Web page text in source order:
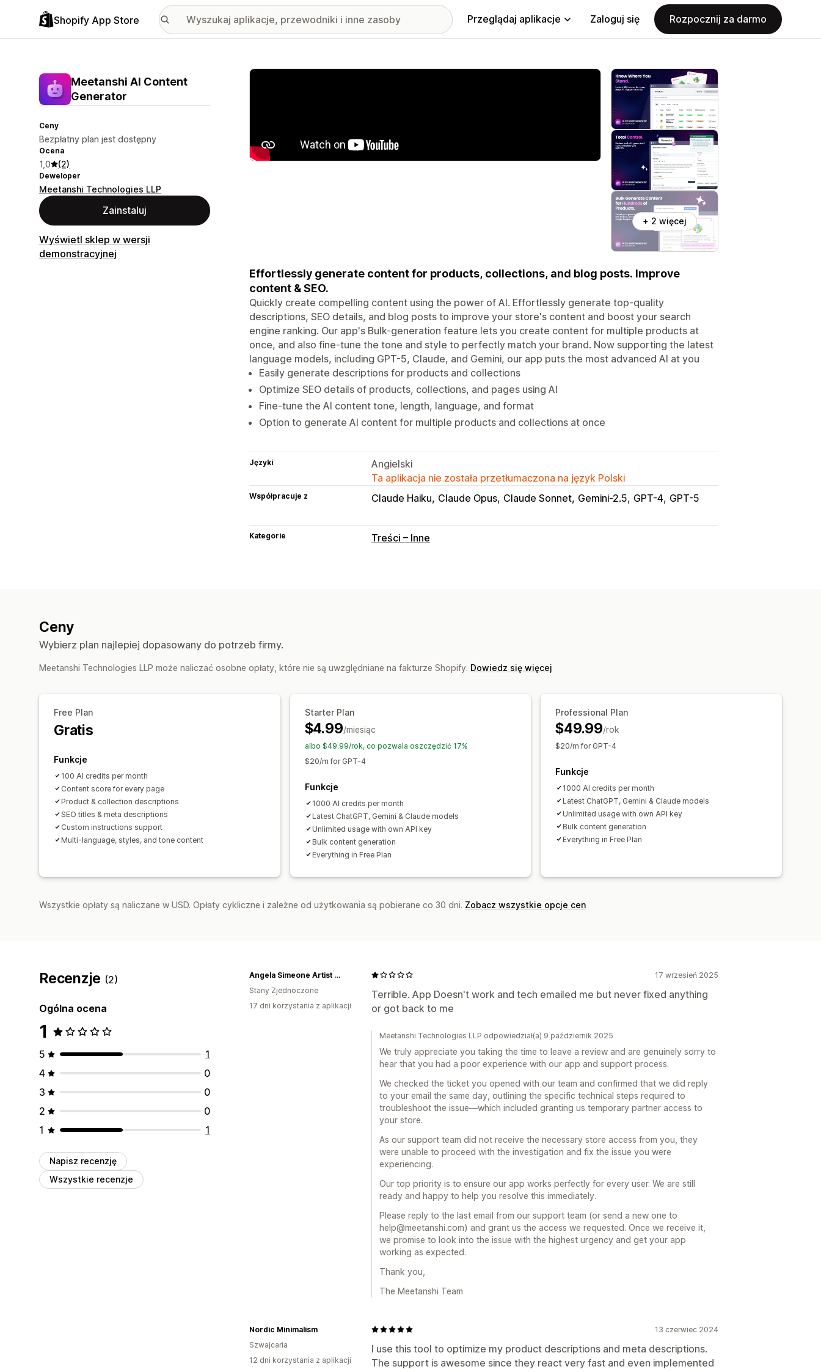
Shopify App Store Przeglądaj aplikacje Zaloguj się Rozpocznij za darmo
Meetanshi AI Content
Generator
Ceny
Bezpłatny plan jest dostępny
Ocena
1,0 (2)
Deweloper
Meetanshi Technologies LLP
Zainstaluj
Wyświetl sklep w wersji
demonstracyjnej
Wyróżnione obrazy w galerii
+ 2 więcej
Effortlessly generate content for products, collections, and blog posts. Improve
content & SEO.
Quickly create compelling content using the power of AI. Effortlessly generate top-quality
descriptions, SEO details, and blog posts to improve your store's content and boost your search
engine ranking. Our app's Bulk-generation feature lets you create content for multiple products at
once, and also fine-tune the tone and style to perfectly match your brand. Now supporting the latest
language models, including GPT-5, Claude, and Gemini, our app puts the most advanced AI at you
Easily generate descriptions for products and collections
Optimize SEO details of products, collections, and pages using AI
Fine-tune the AI content tone, length, language, and format
Option to generate AI content for multiple products and collections at once
Języki
Angielski
Ta aplikacja nie została przetłumaczona na język Polski
Współpracuje z Claude Haiku Claude Opus Claude Sonnet Gemini-2.5 GPT-4 GPT-5
Kategorie Treści – Inne
Ceny
Wybierz plan najlepiej dopasowany do potrzeb firmy.
Meetanshi Technologies LLP może naliczać osobne opłaty, które nie są uwzględniane na fakturze Shopify. Dowiedz się więcej
Free Plan
Gratis
Funkcje
100 AI credits per month
Content score for every page
Product & collection descriptions
SEO titles & meta descriptions
Custom instructions support
Multi-language, styles, and tone content
Starter Plan
$4.99/miesiąc
albo $49.99/rok, co pozwala oszczędzić 17%
$20/m for GPT-4
Funkcje
1000 AI credits per month
Latest ChatGPT, Gemini & Claude models
Unlimited usage with own API key
Bulk content generation
Everything in Free Plan
Professional Plan
$49.99/rok
$20/m for GPT-4
Funkcje
1000 AI credits per month
Latest ChatGPT, Gemini & Claude models
Unlimited usage with own API key
Bulk content generation
Everything in Free Plan
Wszystkie opłaty są naliczane w USD. Opłaty cykliczne i zależne od użytkowania są pobierane co 30 dni. Zobacz wszystkie opcje cen
Recenzje (2)
Ogólna ocena
1
5
1
4
0
3
0
2
0
1
1
Napisz recenzję
Wszystkie recenzje
17 wrzesień 2025
Terrible. App Doesn't work and tech emailed me but never fixed anything
or got back to me
Angela Simeone Artist Nashville
Stany Zjednoczone
17 dni korzystania z aplikacji
Meetanshi Technologies LLP odpowiedział(a) 9 październik 2025
We truly appreciate you taking the time to leave a review and are genuinely sorry to
hear that you had a poor experience with our app and support process.
We checked the ticket you opened with our team and confirmed that we did reply
to your email the same day, outlining the specific technical steps required to
troubleshoot the issue—which included granting us temporary partner access to
your store.
As our support team did not receive the necessary store access from you, they
were unable to proceed with the investigation and fix the issue you were
experiencing.
Our top priority is to ensure our app works perfectly for every user. We are still
ready and happy to help you resolve this immediately.
Please reply to the last email from our support team (or send a new one to
help@meetanshi.com) and grant us the access we requested. Once we receive it,
we promise to look into the issue with the highest urgency and get your app
working as expected.
Thank you,
The Meetanshi Team
13 czerwiec 2024
I use this tool to optimize my product descriptions and meta descriptions.
The support is awesome since they react very fast and even implemented
Nordic Minimalism
Szwajcaria
12 dni korzystania z aplikacji